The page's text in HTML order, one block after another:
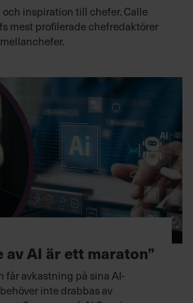
och inspiration till chefer. Calle
av AI är ett maraton”
får avkastning på sina AI-
inte drabbas av